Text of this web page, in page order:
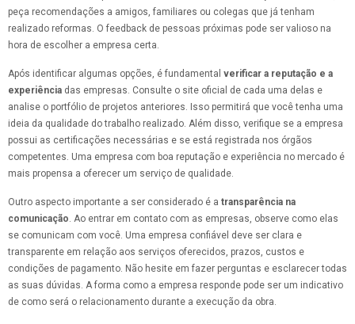
peça recomendações a amigos, familiares ou colegas que já tenham
realizado reformas. O feedback de pessoas próximas pode ser valioso na
hora de escolher a empresa certa.
Após identificar algumas opções, é fundamental verificar a reputação e a
experiência das empresas. Consulte o site oficial de cada uma delas e
analise o portfólio de projetos anteriores. Isso permitirá que você tenha uma
ideia da qualidade do trabalho realizado. Além disso, verifique se a empresa
possui as certificações necessárias e se está registrada nos órgãos
competentes. Uma empresa com boa reputação e experiência no mercado é
mais propensa a oferecer um serviço de qualidade.
Outro aspecto importante a ser considerado é a transparência na
comunicação. Ao entrar em contato com as empresas, observe como elas
se comunicam com você. Uma empresa confiável deve ser clara e
transparente em relação aos serviços oferecidos, prazos, custos e
condições de pagamento. Não hesite em fazer perguntas e esclarecer todas
as suas dúvidas. A forma como a empresa responde pode ser um indicativo
de como será o relacionamento durante a execução da obra.